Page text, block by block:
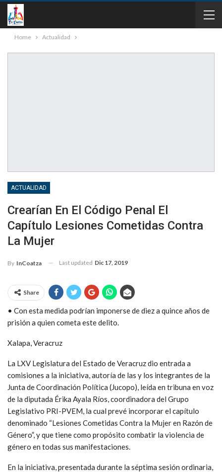
Home Actualidad
ACTUALIDAD
Crearían En El Código Penal El
Capítulo Lesiones Cometidas Contra
La Mujer
By InCoatza Last updated Dic 17, 2019
Share
• Con esta medida podrían imponerse de diez a quince años de
prisión a quien cometa este delito.
Xalapa, Veracruz
La LXV Legislatura del Estado de Veracruz dio entrada a
comisiones a la iniciativa, autoría de las y los integrantes de la
Junta de Coordinación Política (Jucopo), leída en tribuna en voz
de la diputada Érika Ayala Ríos, coordinadora del Grupo
Legislativo PRI-PVEM, la cual prevé incorporar el capítulo
denominado “Lesiones Cometidas Contra la Mujer en Razón de
Género”, y que tiene como propósito combatir la violencia de
género en todas sus manifestaciones.
En la iniciativa, presentada durante la séptima sesión ordinaria,